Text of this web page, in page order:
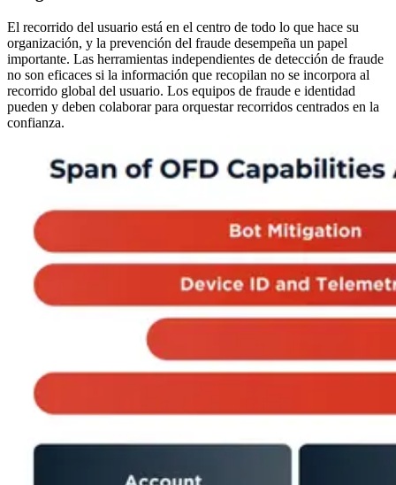
El recorrido del usuario está en el centro de todo lo que hace su
organización, y la prevención del fraude desempeña un papel
importante. Las herramientas independientes de detección de fraude
no son eficaces si la información que recopilan no se incorpora al
recorrido global del usuario. Los equipos de fraude e identidad
pueden y deben colaborar para orquestar recorridos centrados en la
confianza.